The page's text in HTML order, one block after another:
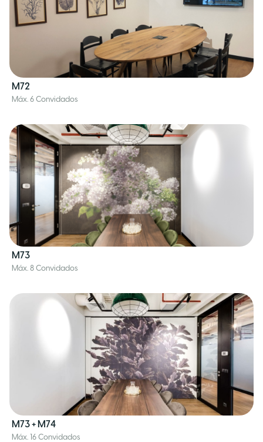
M72
Máx. 6 Convidados
M73
Máx. 8 Convidados
M73 + M74
Máx. 16 Convidados